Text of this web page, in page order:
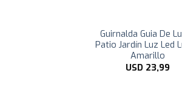
Guirnalda Guia De
Patio Jardín Luz Led
Amarillo
USD 23,99